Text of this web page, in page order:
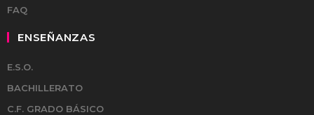
FAQ
ENSEÑANZAS
E.S.O.
BACHILLERATO
C.F. GRADO BÁSICO